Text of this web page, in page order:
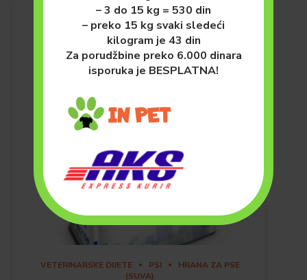
VETERINARSKE DIJETE PSI
HRANA ZA PSE
(SUVA)
– 3 do 15 kg = 530 din
– preko 15 kg svaki sledeći
kilogram je 43 din
Za porudžbine preko 6.000 dinara
isporuka je BESPLATNA!